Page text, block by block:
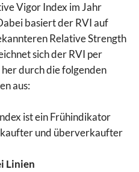
Vigor Index im Jahr
basiert der RVI auf
Relative Strength
sich der RVI per
durch die folgenden
aus:
ist ein Frühindikator
und überverkaufter
Linien